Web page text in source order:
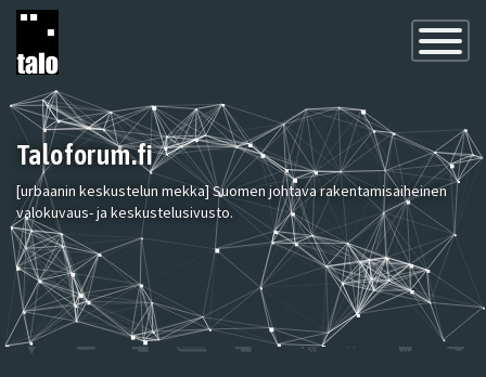
Toggle
Taloforum.fi
[urbaanin keskustelun mekka] Suomen johtava rakentamisaiheinen
valokuvaus- ja keskustelusivusto.